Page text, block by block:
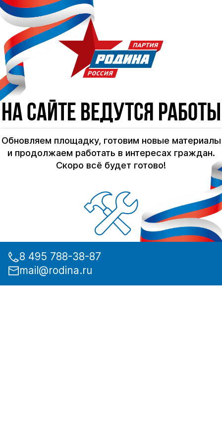
На сайте ведутся работы
Обновляем площадку, готовим новые материалы
и продолжаем работать в интересах граждан.
Скоро всё будет готово!
8 495 788-38-87
mail@rodina.ru